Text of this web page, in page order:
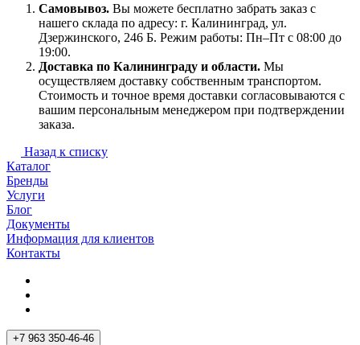
Самовывоз. Вы можете бесплатно забрать заказ с
нашего склада по адресу: г. Калининград, ул.
Дзержинского, 246 Б. Режим работы: Пн–Пт с 08:00 до
19:00.
Доставка по Калининграду и области. Мы
осуществляем доставку собственным транспортом.
Стоимость и точное время доставки согласовываются с
вашим персональным менеджером при подтверждении
заказа.
Назад к списку
Каталог
Бренды
Услуги
Блог
Документы
Информация для клиентов
Контакты
+7 963 350-46-46